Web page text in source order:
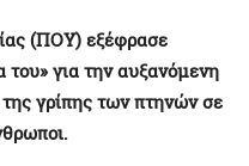
(ΠΟΥ) εξέφρασε
του» για την αυξανόμενη
γρίπης των πτηνών σε